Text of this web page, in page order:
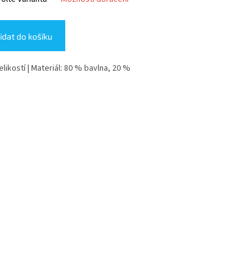
do košíku
| Materiál: 80 % bavlna, 20 %